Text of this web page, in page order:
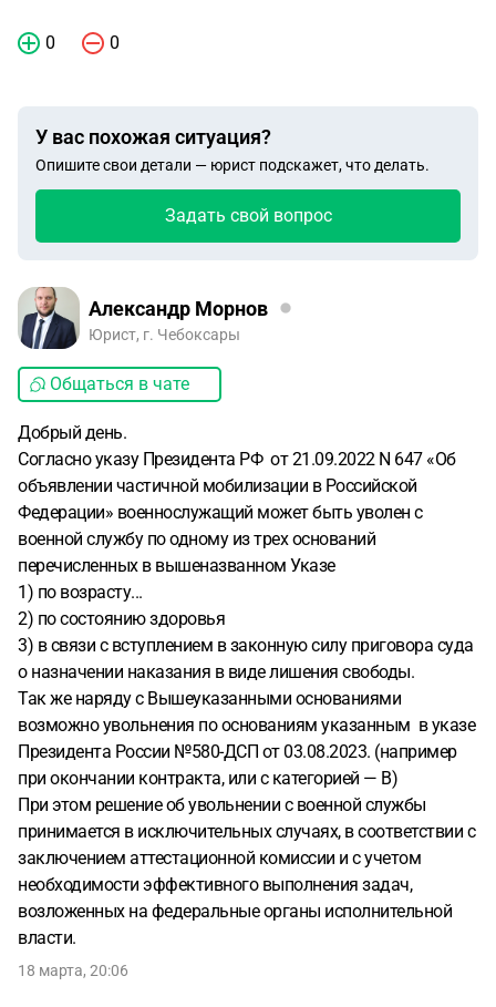
0 0
У вас похожая ситуация?
Опишите свои детали — юрист подскажет, что делать.
Задать свой вопрос
Александр Морнов
Юрист, г. Чебоксары
Общаться в чате
Добрый день.
Согласно указу Президента РФ от 21.09.2022 N 647 «Об
объявлении частичной мобилизации в Российской
Федерации» военнослужащий может быть уволен с
военной службу по одному из трех оснований
перечисленных в вышеназванном Указе
1) по возрасту...
2) по состоянию здоровья
3) в связи с вступлением в законную силу приговора суда
о назначении наказания в виде лишения свободы.
Так же наряду с Вышеуказанными основаниями
возможно увольнения по основаниям указанным в указе
Президента России №580-ДСП от 03.08.2023. (например
при окончании контракта, или с категорией — В)
При этом решение об увольнении с военной службы
принимается в исключительных случаях, в соответствии с
заключением аттестационной комиссии и с учетом
необходимости эффективного выполнения задач,
возложенных на федеральные органы исполнительной
власти.
18 марта, 20:06